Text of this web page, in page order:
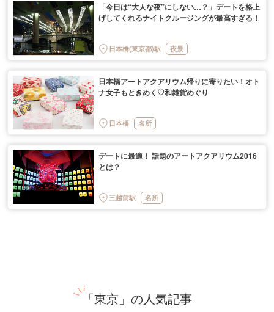
「今日は“大人な夜”にしない…？」デートを格上
げしてくれるナイトクルージングが最高すぎる！
日本橋(東京都)駅 夜景
日本橋アートアクアリウム帰りに寄りたい！オト
ナ女子もときめく♡和雑貨めぐり
日本橋 名所
デートに最適！ 話題のアートアクアリウム2016
とは？
三越前駅 名所
「東京」の人気記事